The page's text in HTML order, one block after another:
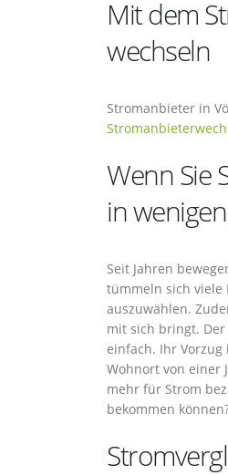
Mit dem
wechseln
Stromanbieter in
Wenn Sie
in
Seit Jahren
tümmeln sich viele
auszuwählen.
mit sich bringt.
einfach. Ihr
Wohnort von einer
mehr für Strom
bekommen